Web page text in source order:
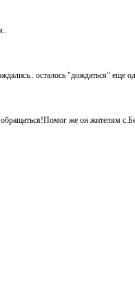
осталось "дождаться" еще
же он жителям